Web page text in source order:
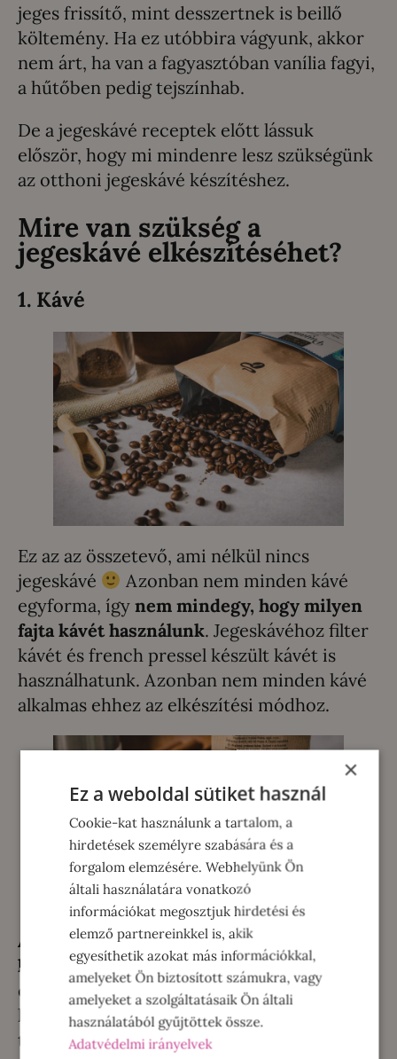
jeges frissítő, mint desszertnek is beillő
költemény. Ha ez utóbbira vágyunk, akkor
nem árt, ha van a fagyasztóban vanília fagyi,
a hűtőben pedig tejszínhab.
De a jegeskávé receptek előtt lássuk
először, hogy mi mindenre lesz szükségünk
az otthoni jegeskávé készítéshez.
Mire van szükség a
jegeskávé elkészítéséhet?
1. Kávé
Ez az az összetevő, ami nélkül nincs
jegeskávé
Azonban nem minden kávé
egyforma, így nem mindegy, hogy milyen
fajta kávét használunk. Jegeskávéhoz filter
kávét és french pressel készült kávét is
használhatunk. Azonban nem minden kávé
alkalmas ehhez az elkészítési módhoz.
A Tchibo kávék csomagolásán feltüntetik,
hogy milyen módon használhatjuk fel.
érdemes minden vásárlás előtt ellenőrizni,
hogy milyen kávéfőzőkhöz ajánlják. Ha
tehetjük, akkora szemeskávét részesítsük
×
Ez a weboldal sütiket használ
Cookie-kat használunk a tartalom, a
hirdetések személyre szabására és a
forgalom elemzésére. Webhelyünk Ön
általi használatára vonatkozó
információkat megosztjuk hirdetési és
elemző partnereinkkel is, akik
egyesíthetik azokat más információkkal,
amelyeket Ön biztosított számukra, vagy
amelyeket a szolgáltatásaik Ön általi
használatából gyűjtöttek össze.
Adatvédelmi irányelvek